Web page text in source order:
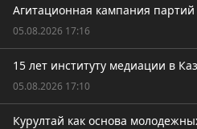
Агитационная кампания
05.08.2026 17:16
15 лет институту медиации в
05.08.2026 17:10
Курултай как основа